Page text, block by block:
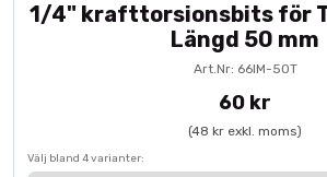
1/4" krafttorsionsbits för
Längd 50 mm
Art.Nr: 66IM-50T
60 kr
(48 kr exkl. moms)
Välj bland 4 varianter: